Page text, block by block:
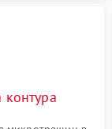
контура